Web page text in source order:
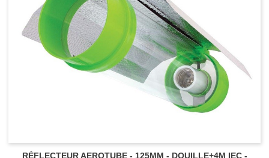
RÉFLECTEUR AEROTUBE - 125MM - DOUILLE+4M IEC -